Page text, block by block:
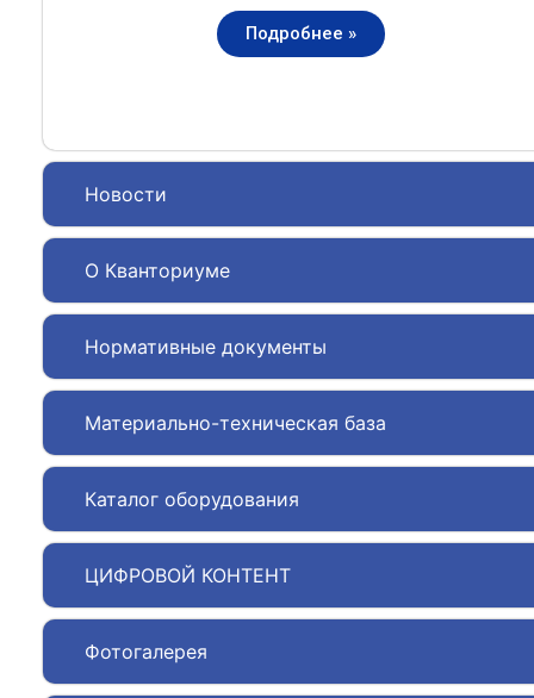
Новости
О Кванториуме
Нормативные документы
Материально-техническая база
Каталог оборудования
ЦИФРОВОЙ КОНТЕНТ
Фотогалерея
Подробнее »